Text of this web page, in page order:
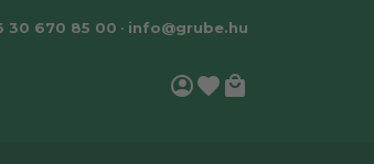
30 670 85 00 • info@grube.hu
account_circlefavorite local_mall